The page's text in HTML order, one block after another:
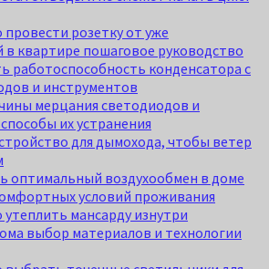
розетку от уже
квартире пошаговое руководство
работоспособность конденсатора с
и инструментов
мерцания светодиодов и
их устранения
для дымохода, чтобы ветер
оптимальный воздухообмен в доме
условий проживания
мансарду изнутри
выбор материалов и технологии